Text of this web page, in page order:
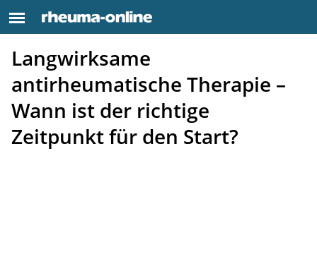
Langwirksame
antirheumatische Therapie –
Wann ist der richtige
Zeitpunkt für den Start?